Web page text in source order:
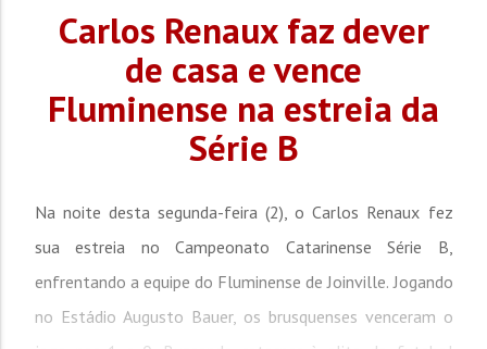
Carlos Renaux faz dever
de casa e vence
Fluminense na estreia da
Série B
Na noite desta segunda-feira (2), o Carlos Renaux fez
sua estreia no Campeonato Catarinense Série B,
enfrentando a equipe do Fluminense de Joinville. Jogando
no Estádio Augusto Bauer, os brusquenses venceram o